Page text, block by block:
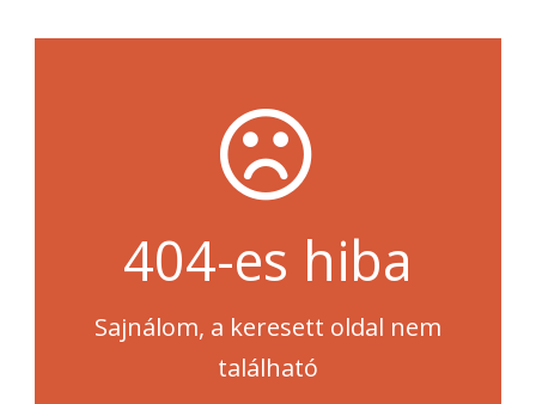
404-es hiba
Sajnálom, a keresett oldal nem
található